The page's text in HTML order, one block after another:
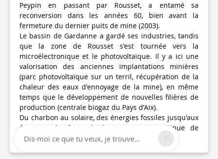
Peypin en passant par Rousset, a entamé sa
reconversion dans les années 60, bien avant la
fermeture du dernier puits de mine (2003).
Le bassin de Gardanne a gardé ses industries, tandis
que la zone de Rousset s'est tournée vers la
microélectronique et le photovoltaïque. Il y a ici une
valorisation des anciennes implantations minières
(parc photovoltaïque sur un terril, récupération de la
chaleur des eaux d'ennoyage de la mine), en même
temps que le développement de nouvelles filières de
production (centrale biogaz du Pays d'Aix).
Du charbon au solaire, des énergies fossiles jusqu'aux
énergies du futur, le bassin minier continue de
s'adapter aux mutations.
Dis-moi ce que tu veux, je trouve...